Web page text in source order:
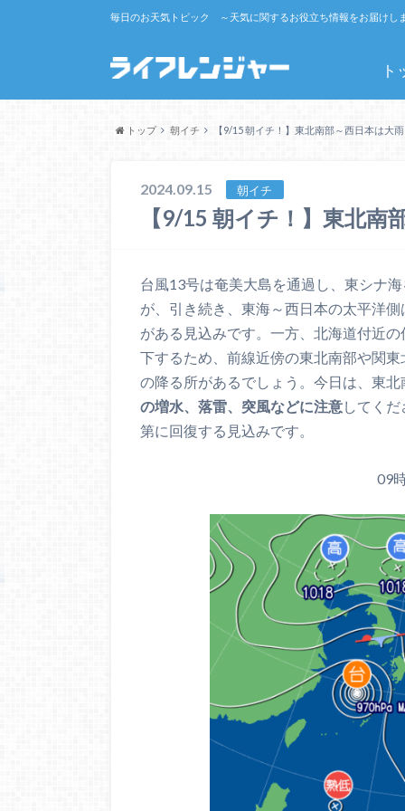
毎日のお天気トピック ～天気に関するお役立ち情報をお届けし
ト
トップ 朝イチ 【9/15 朝イチ！】東北南部～西日本は大
2024.09.15 朝イチ
【9/15 朝イチ！】東北南
台風13号は奄美大島を通過し、東シナ
が、引き続き、東海～西日本の太平洋
がある見込みです。一方、北海道付近
下するため、前線近傍の東北南部や関
の降る所があるでしょう。今日は、東
の増水、落雷、突風などに注意してく
第に回復する見込みです。
09